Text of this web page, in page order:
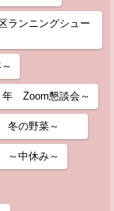
ンニングシュー
Zoom懇談会～
冬の野菜～
中休み～